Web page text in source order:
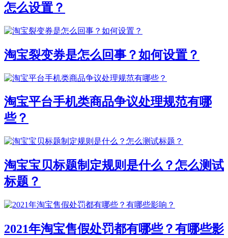
怎么设置？
淘宝裂变券是怎么回事？如何设置？
淘宝平台手机类商品争议处理规范有哪
些？
淘宝宝贝标题制定规则是什么？怎么测试
标题？
2021年淘宝售假处罚都有哪些？有哪些影